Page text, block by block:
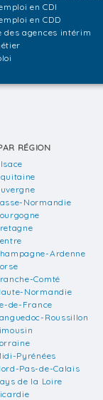
en CDI
en CDD
des agences intérim
RÉGION
Normandie
Ardenne
Comté
Normandie
de-France
Roussillon
Pyrénées
Pas-de-Calais
de la Loire